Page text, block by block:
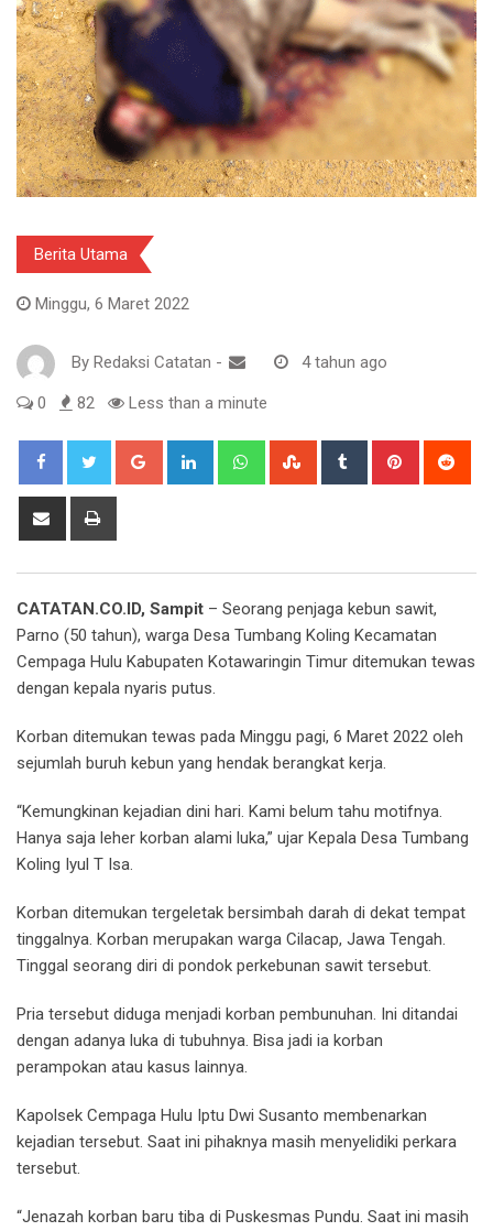
Berita Utama
Minggu, 6 Maret 2022
By Redaksi Catatan - 4 tahun ago
0 82 Less than a minute
Google+ LinkedIn WhatsappStumbleUpon
Tumblr Pinterest
Share
CATATAN.CO.ID, Sampit – Seorang penjaga kebun sawit,
Parno (50 tahun), warga Desa Tumbang Koling Kecamatan
Cempaga Hulu Kabupaten Kotawaringin Timur ditemukan tewas
dengan kepala nyaris putus.
Korban ditemukan tewas pada Minggu pagi, 6 Maret 2022 oleh
sejumlah buruh kebun yang hendak berangkat kerja.
“Kemungkinan kejadian dini hari. Kami belum tahu motifnya.
Hanya saja leher korban alami luka,” ujar Kepala Desa Tumbang
Koling Iyul T Isa.
Korban ditemukan tergeletak bersimbah darah di dekat tempat
tinggalnya. Korban merupakan warga Cilacap, Jawa Tengah.
Tinggal seorang diri di pondok perkebunan sawit tersebut.
Pria tersebut diduga menjadi korban pembunuhan. Ini ditandai
dengan adanya luka di tubuhnya. Bisa jadi ia korban
perampokan atau kasus lainnya.
Kapolsek Cempaga Hulu Iptu Dwi Susanto membenarkan
kejadian tersebut. Saat ini pihaknya masih menyelidiki perkara
tersebut.
“Jenazah korban baru tiba di Puskesmas Pundu. Saat ini masih